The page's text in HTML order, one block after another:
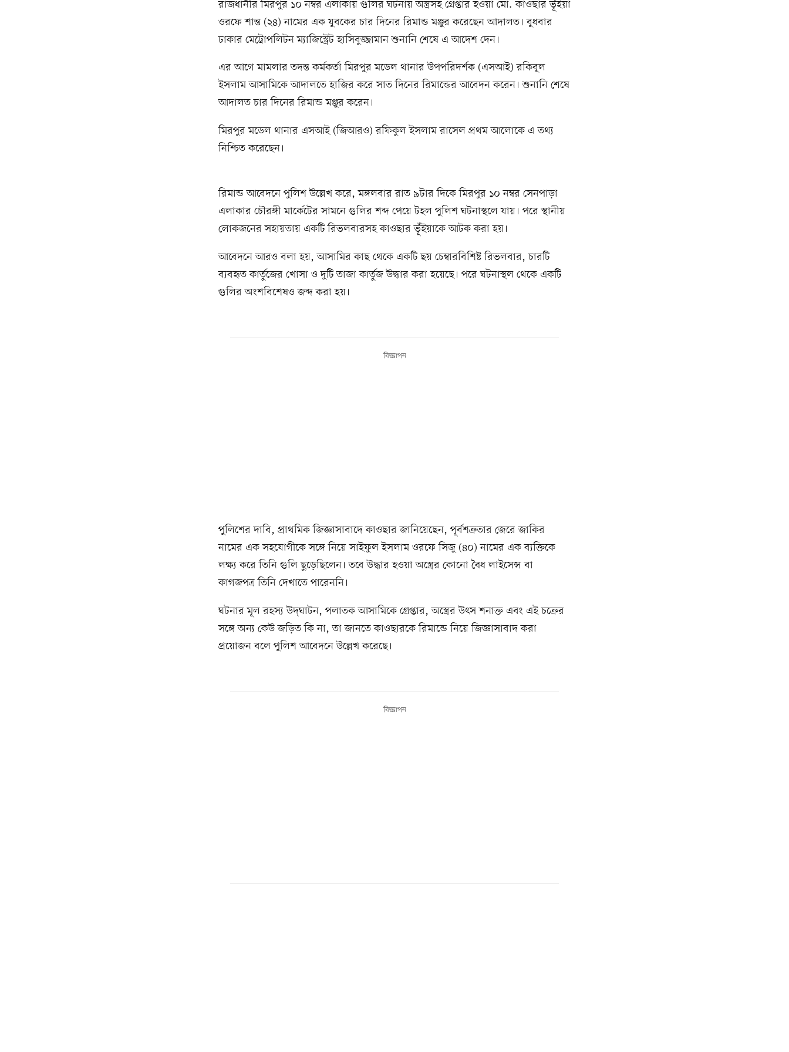
রাজধানীর মিরপুর ১০ নম্বর এলাকায় গুলির ঘটনায় অস্ত্রসহ গ্রেপ্তার হওয়া মো. কাওছার ভূঁইয়া
ওরফে শান্ত (২৪) নামের এক যুবকের চার দিনের রিমান্ড মঞ্জুর করেছেন আদালত। বুধবার
ঢাকার মেট্রোপলিটন ম্যাজিস্ট্রেট হাসিবুজ্জামান শুনানি শেষে এ আদেশ দেন।
এর আগে মামলার তদন্ত কর্মকর্তা মিরপুর মডেল থানার উপপরিদর্শক (এসআই) রকিবুল
ইসলাম আসামিকে আদালতে হাজির করে সাত দিনের রিমান্ডের আবেদন করেন। শুনানি শেষে
আদালত চার দিনের রিমান্ড মঞ্জুর করেন।
মিরপুর মডেল থানার এসআই (জিআরও) রফিকুল ইসলাম রাসেল প্রথম আলোকে এ তথ্য
নিশ্চিত করেছেন।
রিমান্ড আবেদনে পুলিশ উল্লেখ করে, মঙ্গলবার রাত ৯টার দিকে মিরপুর ১০ নম্বর সেনপাড়া
এলাকার চৌরঙ্গী মার্কেটের সামনে গুলির শব্দ পেয়ে টহল পুলিশ ঘটনাস্থলে যায়। পরে স্থানীয়
লোকজনের সহায়তায় একটি রিভলবারসহ কাওছার ভূঁইয়াকে আটক করা হয়।
আবেদনে আরও বলা হয়, আসামির কাছ থেকে একটি ছয় চেম্বারবিশিষ্ট রিভলবার, চারটি
ব্যবহৃত কার্তুজের খোসা ও দুটি তাজা কার্তুজ উদ্ধার করা হয়েছে। পরে ঘটনাস্থল থেকে একটি
গুলির অংশবিশেষও জব্দ করা হয়।
বিজ্ঞাপন
পুলিশের দাবি, প্রাথমিক জিজ্ঞাসাবাদে কাওছার জানিয়েছেন, পূর্বশত্রুতার জেরে জাকির
নামের এক সহযোগীকে সঙ্গে নিয়ে সাইফুল ইসলাম ওরফে সিজু (৪০) নামের এক ব্যক্তিকে
লক্ষ্য করে তিনি গুলি ছুড়েছিলেন। তবে উদ্ধার হওয়া অস্ত্রের কোনো বৈধ লাইসেন্স বা
কাগজপত্র তিনি দেখাতে পারেননি।
ঘটনার মূল রহস্য উদ্‌ঘাটন, পলাতক আসামিকে গ্রেপ্তার, অস্ত্রের উৎস শনাক্ত এবং এই চক্রের
সঙ্গে অন্য কেউ জড়িত কি না, তা জানতে কাওছারকে রিমান্ডে নিয়ে জিজ্ঞাসাবাদ করা
প্রয়োজন বলে পুলিশ আবেদনে উল্লেখ করেছে।
বিজ্ঞাপন